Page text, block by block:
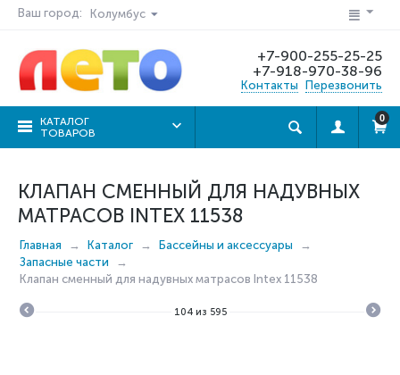
Ваш город: Колумбус
+7-900-255-25-25
+7-918-970-38-96
Контакты Перезвонить
КАТАЛОГ
ТОВАРОВ
0
КЛАПАН СМЕННЫЙ ДЛЯ НАДУВНЫХ
МАТРАСОВ INTEX 11538
Главная Каталог
Бассейны и аксессуары
Запасные части
Клапан сменный для надувных матрасов Intex 11538
104 из 595